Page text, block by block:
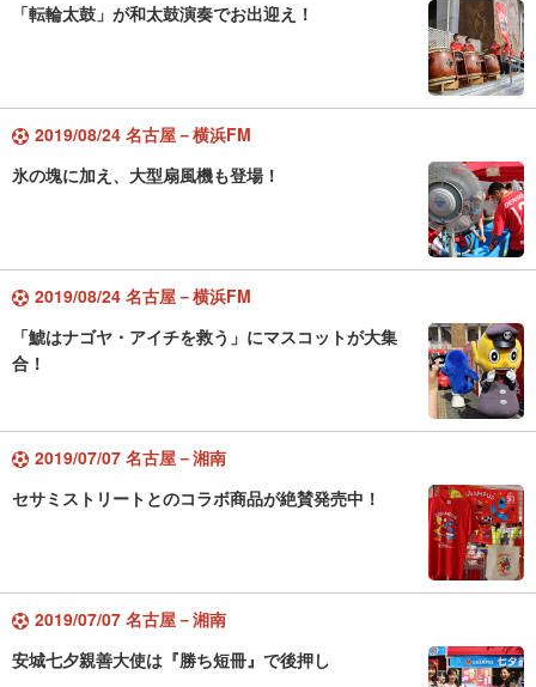
「転輪太鼓」が和太鼓演奏でお出迎え！
2019/08/24 名古屋－横浜FM
氷の塊に加え、大型扇風機も登場！
2019/08/24 名古屋－横浜FM
「鯱はナゴヤ・アイチを救う」にマスコットが大集
合！
2019/07/07 名古屋－湘南
セサミストリートとのコラボ商品が絶賛発売中！
2019/07/07 名古屋－湘南
安城七夕親善大使は『勝ち短冊』で後押し